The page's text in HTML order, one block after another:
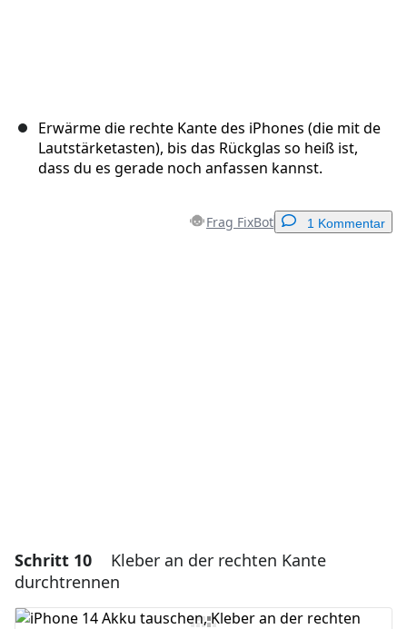
Erwärme die rechte Kante des iPhones (die mit de
Lautstärketasten), bis das Rückglas so heiß ist,
dass du es gerade noch anfassen kannst.
Frag FixBot 1 Kommentar
Schritt 10
Kleber an der rechten Kante
durchtrennen